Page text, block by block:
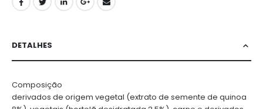
DETALHES
Composição
derivados de origem vegetal (extrato de semente de quinoa